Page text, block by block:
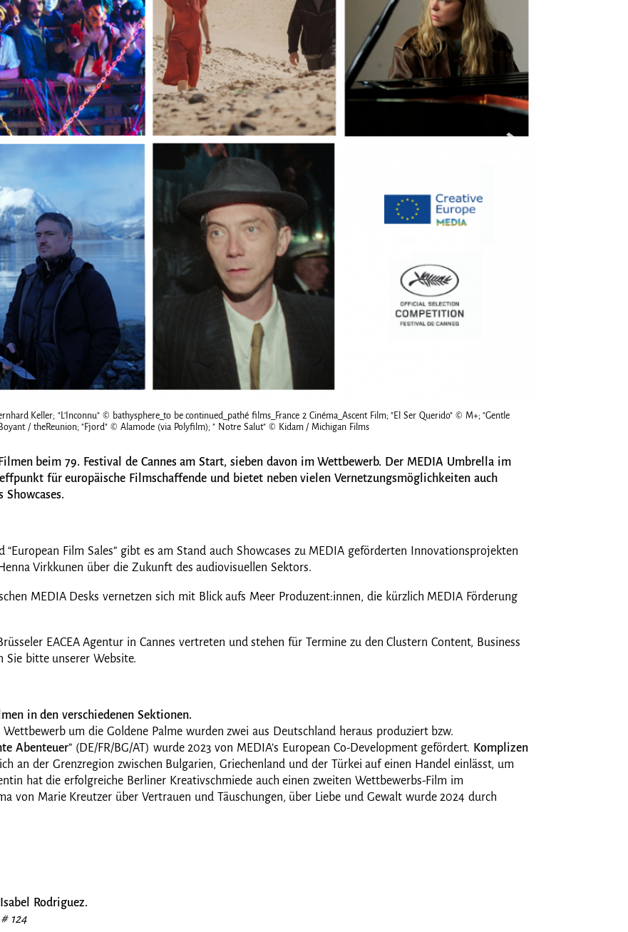
Keller; "L'Inconnu" © bathysphere_to be continued_pathé films_France 2 Cinéma_Ascent Film; "El Ser Querido" © M+; "Gentle
/ theReunion; "Fjord" © Alamode (via Polyfilm); " Notre Salut" © Kidam / Michigan Films
beim 79. Festival de Cannes am Start, sieben davon im Wettbewerb. Der MEDIA Umbrella im
für europäische Filmschaffende und bietet neben vielen Vernetzungsmöglichkeiten auch
“European Film Sales” gibt es am Stand auch Showcases zu MEDIA geförderten Innovationsprojekten
Virkkunen über die Zukunft des audiovisuellen Sektors.
MEDIA Desks vernetzen sich mit Blick aufs Meer Produzent:innen, die kürzlich MEDIA Förderung
EACEA Agentur in Cannes vertreten und stehen für Termine zu den Clustern Content, Business
Sie bitte unserer Website.
in den verschiedenen Sektionen.
um die Goldene Palme wurden zwei aus Deutschland heraus produziert bzw.
Abenteuer” (DE/FR/BG/AT) wurde 2023 von MEDIA’s European Co-Development gefördert. Komplizen
an der Grenzregion zwischen Bulgarien, Griechenland und der Türkei auf einen Handel einlässt, um
hat die erfolgreiche Berliner Kreativschmiede auch einen zweiten Wettbewerbs-Film im
von Marie Kreutzer über Vertrauen und Täuschungen, über Liebe und Gewalt wurde 2024 durch
Rodriguez.
124